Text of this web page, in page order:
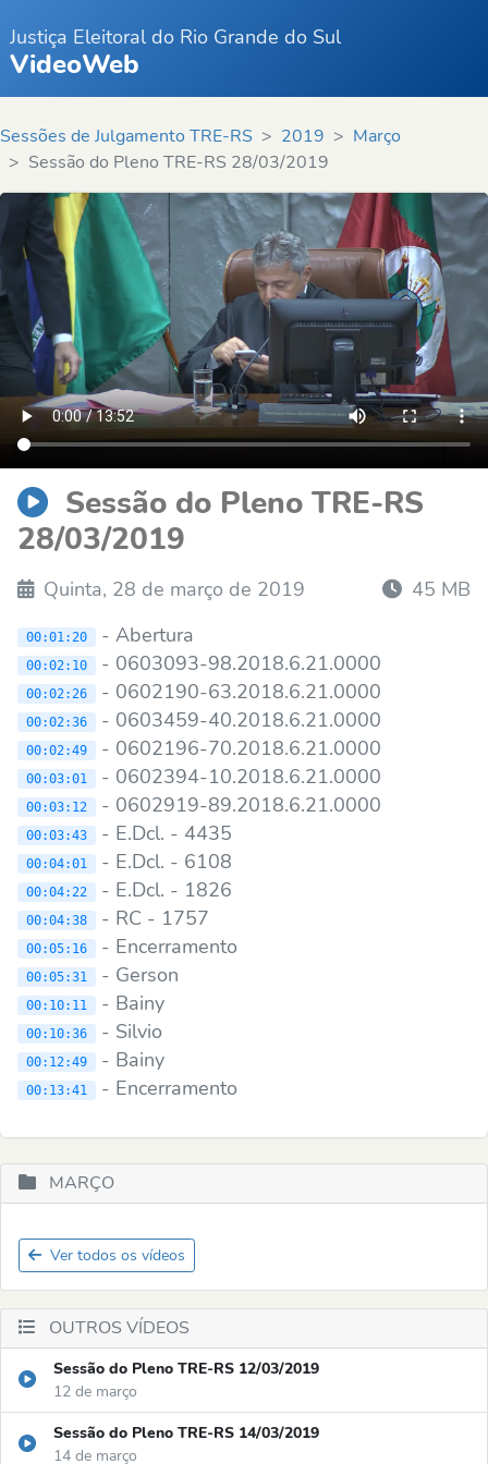
Justiça Eleitoral do Rio Grande do Sul
VideoWeb
Sessões de Julgamento TRE-RS 2019
Março
Sessão do Pleno TRE-RS 28/03/2019
Sessão do Pleno TRE-RS
28/03/2019
Quinta, 28 de março de 2019 45 MB
00:01:20 - Abertura
00:02:10 - 0603093-98.2018.6.21.0000
00:02:26 - 0602190-63.2018.6.21.0000
00:02:36 - 0603459-40.2018.6.21.0000
00:02:49 - 0602196-70.2018.6.21.0000
00:03:01 - 0602394-10.2018.6.21.0000
00:03:12 - 0602919-89.2018.6.21.0000
00:03:43 - E.Dcl. - 4435
00:04:01 - E.Dcl. - 6108
00:04:22 - E.Dcl. - 1826
00:04:38 - RC - 1757
00:05:16 - Encerramento
00:05:31 - Gerson
00:10:11 - Bainy
00:10:36 - Silvio
00:12:49 - Bainy
00:13:41 - Encerramento
MARÇO
Ver todos os vídeos
OUTROS VÍDEOS
Sessão do Pleno TRE-RS 12/03/2019
12 de março
Sessão do Pleno TRE-RS 14/03/2019
14 de março